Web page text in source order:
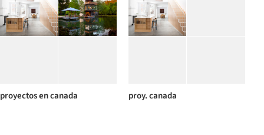
proyectos en canada proy. canada